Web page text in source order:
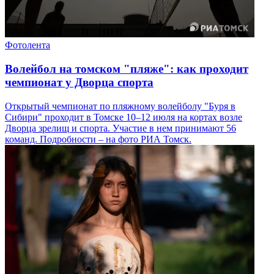
Фотолента
Волейбол на томском "пляже": как проходит
чемпионат у Дворца спорта
Открытый чемпионат по пляжному волейболу "Буря в
Сибири" проходит в Томске 10–12 июля на кортах возле
Дворца зрелищ и спорта. Участие в нем принимают 56
команд. Подробности – на фото РИА Томск.